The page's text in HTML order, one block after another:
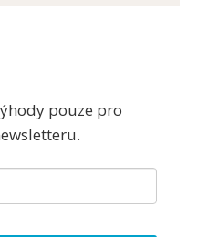
pouze pro